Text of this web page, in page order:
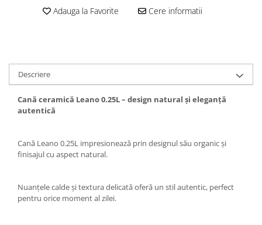
Adauga la Favorite Cere informatii
Descriere
Cană ceramică Leano 0.25L – design natural și eleganță
autentică
Cană Leano 0.25L impresionează prin designul său organic și
finisajul cu aspect natural.
Nuanțele calde și textura delicată oferă un stil autentic, perfect
pentru orice moment al zilei.